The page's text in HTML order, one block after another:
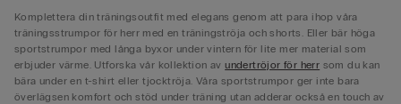
Komplettera din träningsoutfit med elegans genom att para ihop våra
träningsstrumpor för herr med en träningströja och shorts. Eller bär höga
sportstrumpor med långa byxor under vintern för lite mer material som
erbjuder värme. Utforska vår kollektion avundertröjor för herr som du kan
bära under en t-shirt eller tjocktröja. Våra sportstrumpor ger inte bara
överlägsen komfort och stöd under träning utan adderar också en touch av